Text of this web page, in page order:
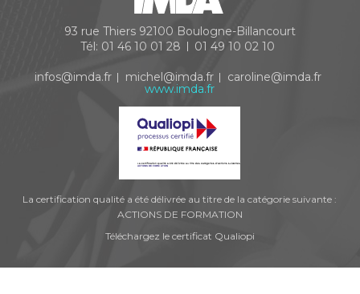
93 rue Thiers 92100 Boulogne-Billancourt
Tél: 01 46 10 01 28 01 49 10 02 10
infos@imda.fr michel@imda.fr caroline@imda.fr
www.imda.fr
La certification qualité a été délivrée au titre de la catégorie suivante :
ACTIONS DE FORMATION
Téléchargez le certificat Qualiopi